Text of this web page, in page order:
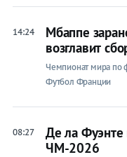
14:24
Мбаппе
возглавит
Чемпионат мира по
Футбол Франции
08:27
Де ла Фуэнте
ЧМ-2026
Хоккей
Теннис
Бои
Прочие